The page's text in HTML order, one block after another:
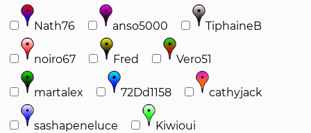
Nath76 anso5000 TiphaineB
noiro67 Fred Vero51
martalex 72Dd1158 cathyjack
sashapeneluce Kiwioui